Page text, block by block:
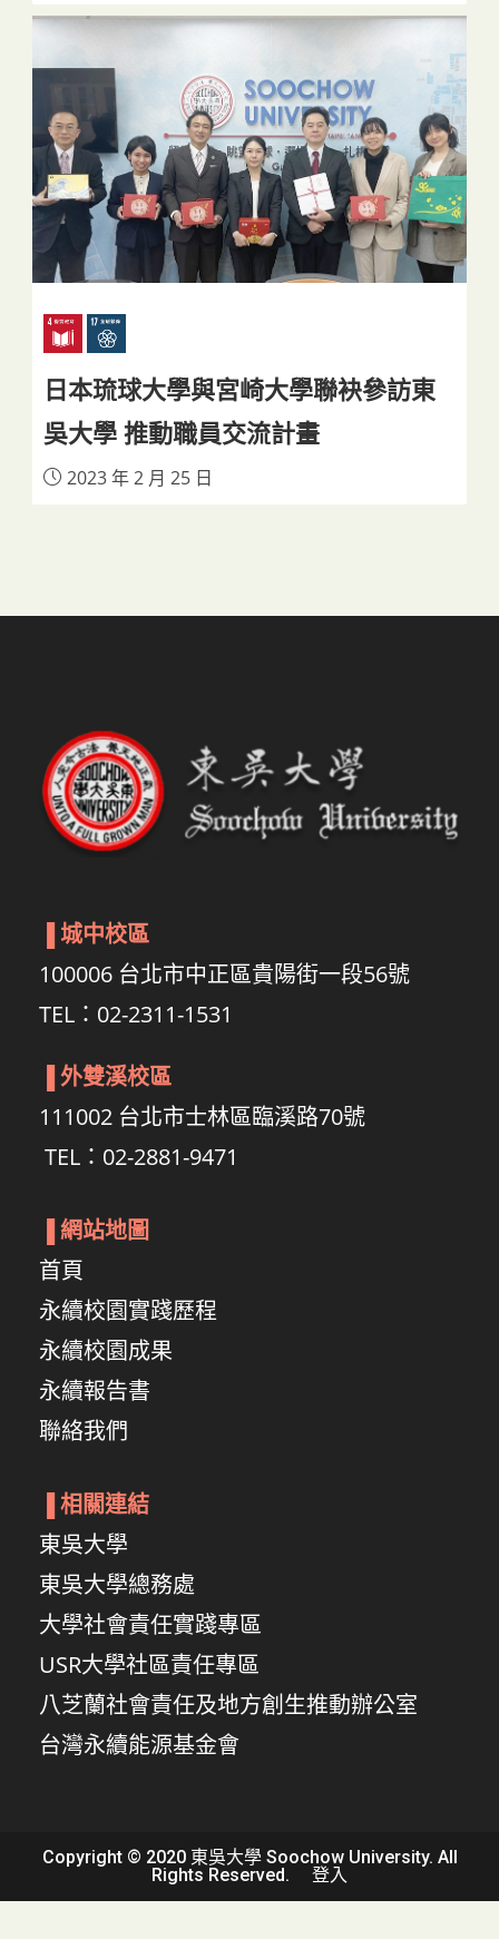
日本琉球大學與宮崎大學聯袂參訪東
吳大學 推動職員交流計畫
2023 年 2 月 25 日
城中校區
100006 台北市中正區貴陽街一段56號
TEL：02-2311-1531
外雙溪校區
111002 台北市士林區臨溪路70號
TEL：02-2881-9471
網站地圖
首頁
永續校園實踐歷程
永續校園成果
永續報告書
聯絡我們
相關連結
東吳大學
東吳大學總務處
大學社會責任實踐專區
USR大學社區責任專區
八芝蘭社會責任及地方創生推動辦公室
台灣永續能源基金會
Copyright © 2020 東吳大學 Soochow University. All
Rights Reserved. 登入